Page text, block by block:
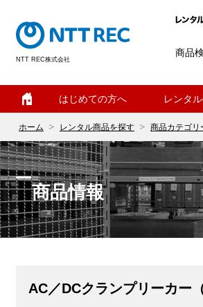
NTT REC株式会社
商品
はじめての方へ レンタ
ホーム レンタル商品を探す 商品カテゴリ
商品情報
AC／DCクランプリーカー